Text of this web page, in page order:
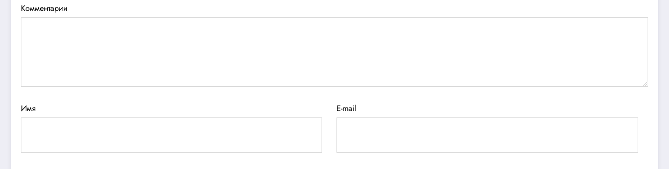
Комментарии
Имя E-mail